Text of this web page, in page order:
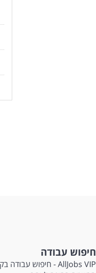
חיפוש עבודה
AllJobs VIP - חיפוש עבודה בקלות